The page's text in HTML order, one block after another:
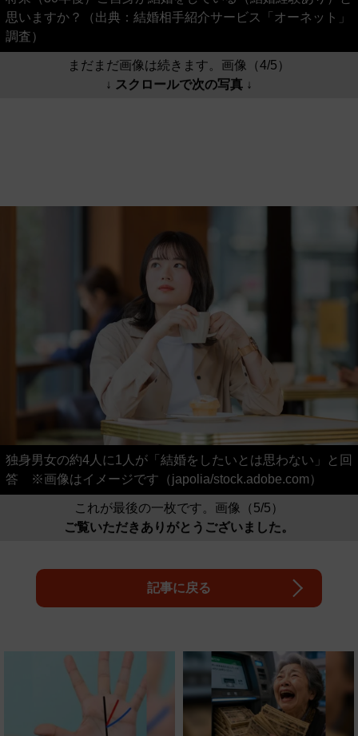
思いますか？（出典：結婚相手紹介サービス「オーネット」
調査）
まだまだ画像は続きます。画像（4/5）
↓ スクロールで次の写真 ↓
独身男女の約4人に1人が「結婚をしたいとは思わない」と回
答 ※画像はイメージです（japolia/stock.adobe.com）
これが最後の一枚です。画像（5/5）
ご覧いただきありがとうございました。
記事に戻る